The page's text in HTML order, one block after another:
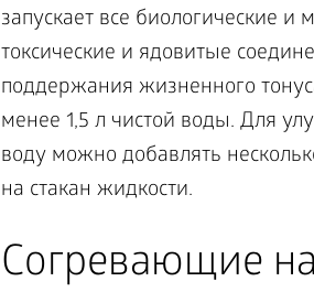
запускает все биологические
токсические и ядовитые
поддержания жизненного
менее 1,5 л чистой воды. Для
воду можно добавлять
на стакан жидкости.
Согревающие